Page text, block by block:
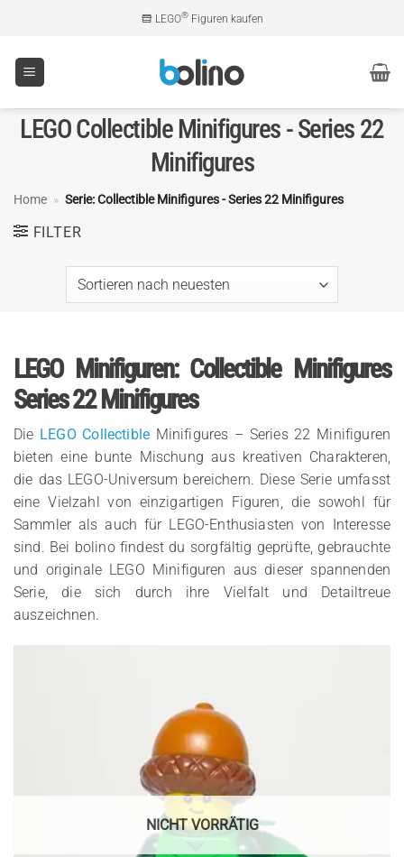
springen
LEGO®Figuren kaufen
LEGO Collectible Minifigures - Series 22
Minifigures
Home » Serie: Collectible Minifigures - Series 22 Minifigures
FILTER
LEGO Minifiguren: Collectible Minifigures
Series 22 Minifigures
Die LEGO Collectible Minifigures – Series 22 Minifiguren
bieten eine bunte Mischung aus kreativen Charakteren,
die das LEGO-Universum bereichern. Diese Serie umfasst
eine Vielzahl von einzigartigen Figuren, die sowohl für
Sammler als auch für LEGO-Enthusiasten von Interesse
sind. Bei bolino findest du sorgfältig geprüfte, gebrauchte
und originale LEGO Minifiguren aus dieser spannenden
Serie, die sich durch ihre Vielfalt und Detailtreue
auszeichnen.
NICHT VORRÄTIG